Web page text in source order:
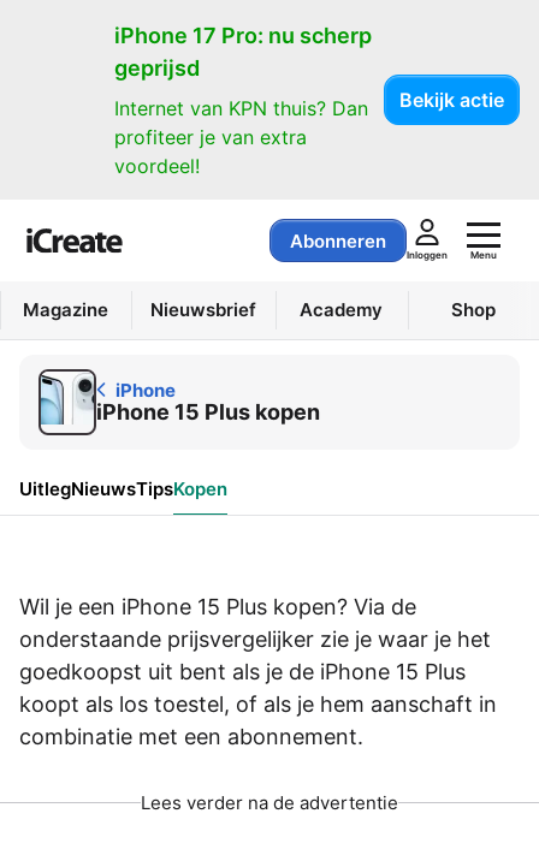
iPhone 17 Pro: nu scherp
geprijsd
Internet van KPN thuis? Dan
profiteer je van extra
voordeel!
Bekijk actie
Abonneren
Inloggen Menu
Magazine Nieuwsbrief Academy Shop
iPhone
iPhone 15 Plus kopen
UitlegNieuwsTipsKopen
Wil je een iPhone 15 Plus kopen? Via de
onderstaande prijsvergelijker zie je waar je het
goedkoopst uit bent als je de iPhone 15 Plus
koopt als los toestel, of als je hem aanschaft in
combinatie met een abonnement.
Lees verder na de advertentie